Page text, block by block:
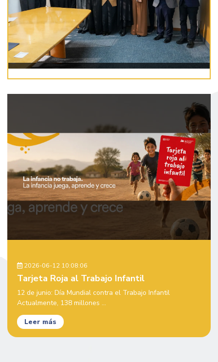
2026-06-12 10:08:06
Tarjeta Roja al Trabajo Infantil
12 de junio: Día Mundial contra el Trabajo Infantil
Actualmente, 138 millones ...
Leer más